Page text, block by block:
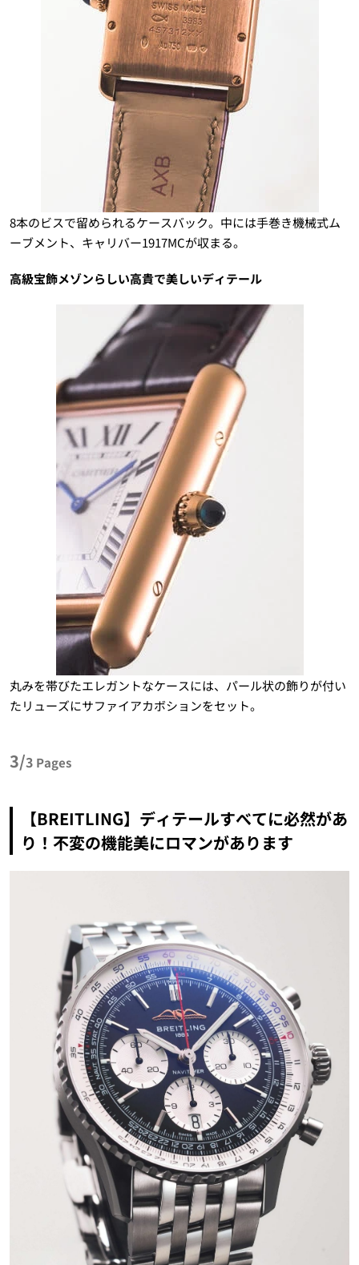
8本のビスで留められるケースバック。中には手巻き機械式ム
ーブメント、キャリバー1917MCが収まる。
高級宝飾メゾンらしい高貴で美しいディテール
丸みを帯びたエレガントなケースには、パール状の飾りが付い
たリューズにサファイアカボションをセット。
3/3 Pages
【BREITLING】ディテールすべてに必然があ
り！不変の機能美にロマンがあります